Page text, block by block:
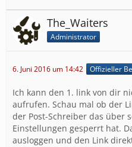
The_Waiters
Administrator
6. Juni 2016 um 14:42 Offizieller
Ich kann den 1. link von dir
aufrufen. Schau mal ob der
der Post-Schreiber das über
Einstellungen gesperrt hat.
ausloggen und den Link